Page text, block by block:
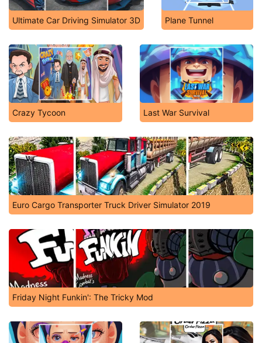
Ultimate Car Driving Simulator 3D Plane Tunnel
Crazy Tycoon Last War Survival
Euro Cargo Transporter Truck Driver Simulator 2019
Friday Night Funkin': The Tricky Mod